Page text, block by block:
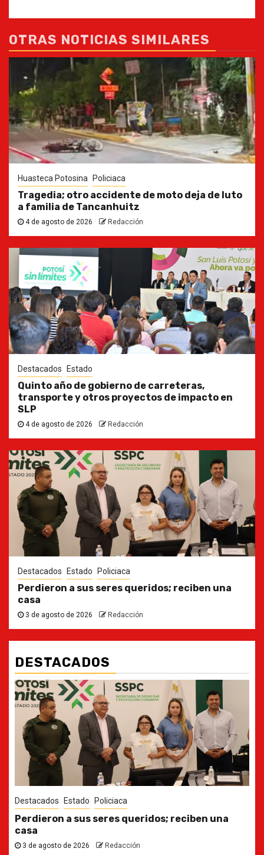
OTRAS NOTICIAS SIMILARES
Huasteca Potosina Policiaca
Tragedia; otro accidente de moto deja de luto
a familia de Tancanhuitz
4 de agosto de 2026 Redacción
Destacados Estado
Quinto año de gobierno de carreteras,
transporte y otros proyectos de impacto en
SLP
4 de agosto de 2026 Redacción
Destacados Estado Policiaca
Perdieron a sus seres queridos; reciben una
casa
3 de agosto de 2026 Redacción
DESTACADOS
Destacados Estado
Ya casi, el quinto informe del Gobernador
30 de julio de 2026